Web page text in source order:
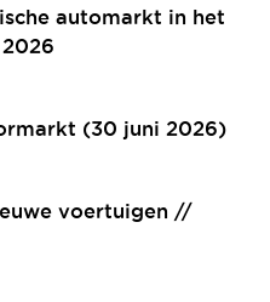
automarkt in het
(30 juni 2026)
voertuigen //